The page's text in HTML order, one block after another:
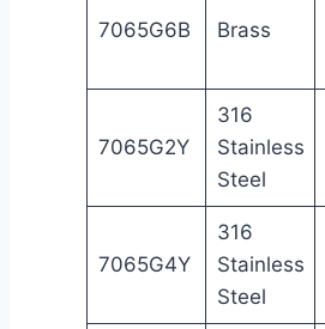
7065G6B Brass
7065G2Y
316
Stainless
Steel
7065G4Y
316
Stainless
Steel